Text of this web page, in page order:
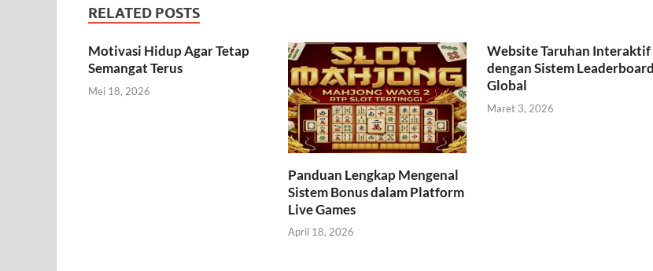
RELATED POSTS
Motivasi Hidup Agar Tetap
Semangat Terus
Mei 18, 2026
Panduan Lengkap Mengenal
Sistem Bonus dalam Platform
Live Games
April 18, 2026
Website Taruhan Interaktif
dengan Sistem Leaderboard
Global
Maret 3, 2026